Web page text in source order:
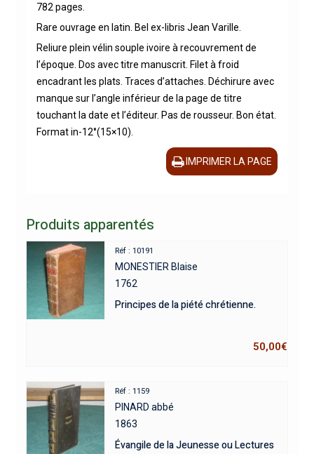
782 pages.
Rare ouvrage en latin. Bel ex-libris Jean Varille.
Reliure plein vélin souple ivoire à recouvrement de
l’époque. Dos avec titre manuscrit. Filet à froid
encadrant les plats. Traces d’attaches. Déchirure avec
manque sur l’angle inférieur de la page de titre
touchant la date et l’éditeur. Pas de rousseur. Bon état.
Format in-12°(15×10).
IMPRIMER LA PAGE
Produits apparentés
Réf : 10191
MONESTIER Blaise
1762
Principes de la piété chrétienne.
50,00€
Réf : 1159
PINARD abbé
1863
Évangile de la Jeunesse ou Lectures